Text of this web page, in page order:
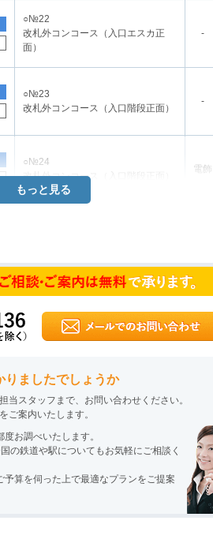
○№22
改札外コンコース（入口エスカ正
面）
-
○№23
改札外コンコース（入口階段正面）
-
○№24
改札外コンコース（入口階段正面）
電飾
もっと見る
りましたでしょうか
当スタッフまで、お問い合わせください。
をご案内いたします。
お調べいたします。
の鉄道や駅についてもお気軽にご相談く
算を伺った上で最適なプランをご提案